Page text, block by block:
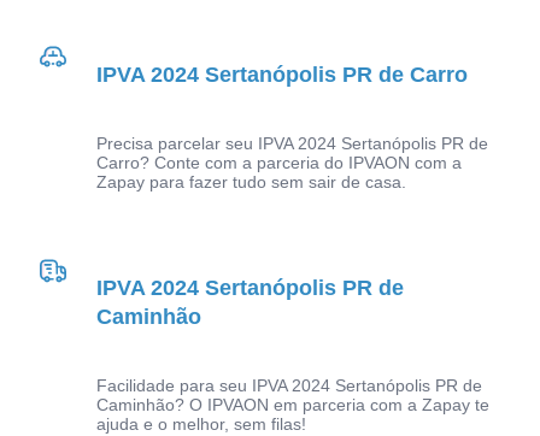
IPVA 2024 Sertanópolis PR de Carro
Precisa parcelar seu IPVA 2024 Sertanópolis PR de
Carro? Conte com a parceria do IPVAON com a
Zapay para fazer tudo sem sair de casa.
IPVA 2024 Sertanópolis PR de
Caminhão
Facilidade para seu IPVA 2024 Sertanópolis PR de
Caminhão? O IPVAON em parceria com a Zapay te
ajuda e o melhor, sem filas!